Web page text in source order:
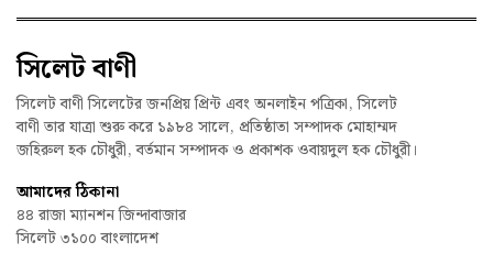
সিলেট বাণী
সিলেট বাণী সিলেটের জনপ্রিয় প্রিন্ট এবং অনলাইন পত্রিকা, সিলেট
বাণী তার যাত্রা শুরু করে ১৯৮৪ সালে, প্রতিষ্ঠাতা সম্পাদক মোহাম্মদ
জহিরুল হক চৌধুরী, বর্তমান সম্পাদক ও প্রকাশক ওবায়দুল হক চৌধুরী।
আমাদের ঠিকানা
৪৪ রাজা ম্যানশন জিন্দাবাজার
সিলেট ৩১০০ বাংলাদেশ